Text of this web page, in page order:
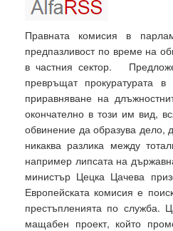
Правната комисия в
предпазливост по време на
в частния сектор.
превръщат прокуратурата
приравняване на
окончателно в този им вид,
обвинение да образува дело,
никаква разлика между
например липсата на
министър Цецка Цачева
Европейската комисия е
престъпленията по служба.
мащабен проект, който